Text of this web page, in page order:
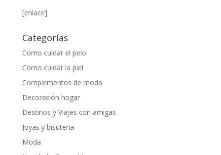
[enlace]
Categorías
Como cuidar el pelo
Como cuidar la piel
Complementos de moda
Decoración hogar
Destinos y Viajes con amigas
Joyas y bisuteria
Moda